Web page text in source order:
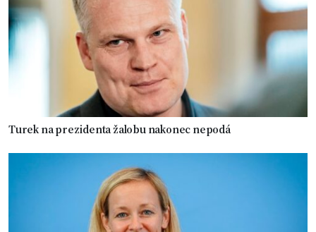
Turek na prezidenta žalobu nakonec nepodá